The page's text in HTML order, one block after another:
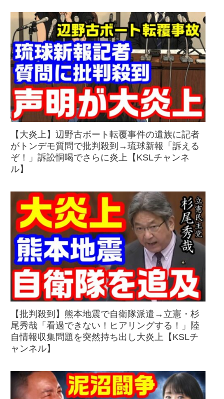
【大炎上】辺野古ボート転覆事件の遺族に記者
がトンデモ質問で批判殺到→琉球新報「訴える
ぞ！」訴訟恫喝でさらに炎上【KSLチャンネ
ル】
【批判殺到】熊本地震で自衛隊派遣→立憲・杉
尾秀哉「看過できない！ヒアリングする！」陸
自情報収集問題を突然持ち出し大炎上【KSLチ
ャンネル】